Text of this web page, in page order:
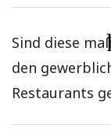
Sind diese
den
Restaurants